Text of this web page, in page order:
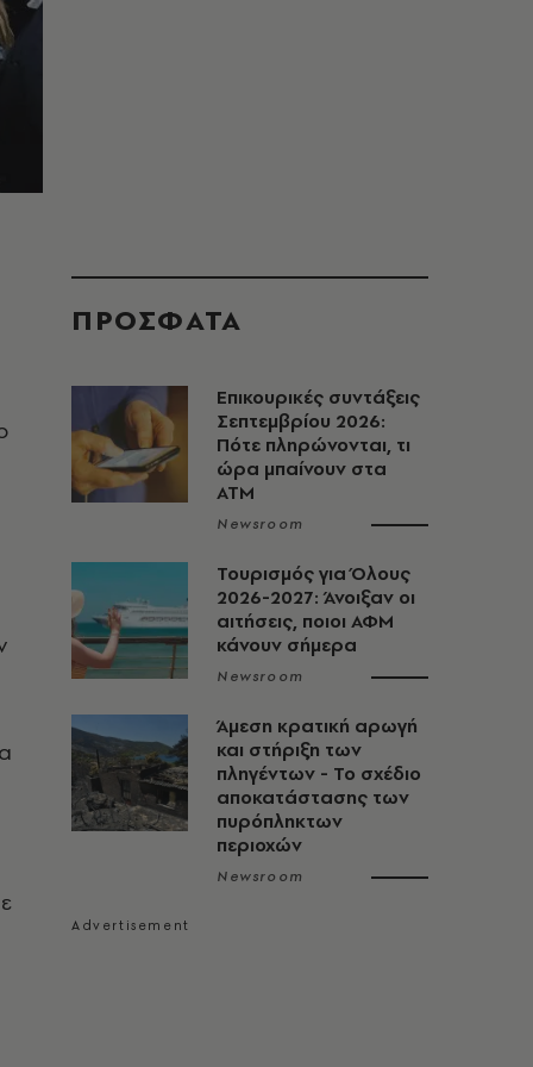
ΠΡΟΣΦΑΤΑ
Επικουρικές συντάξεις
Σεπτεμβρίου 2026:
Πότε πληρώνονται, τι
ώρα μπαίνουν στα
ΑΤΜ
Newsroom
Τουρισμός για Όλους
2026-2027: Άνοιξαν οι
αιτήσεις, ποιοι ΑΦΜ
κάνουν σήμερα
Newsroom
Άμεση κρατική αρωγή
και στήριξη των
πληγέντων - Το σχέδιο
αποκατάστασης των
πυρόπληκτων
περιοχών
Newsroom